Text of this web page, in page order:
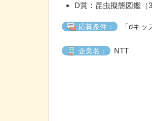
D賞：昆虫擬態図鑑（3
応募条件： 「dキ
企業名： NTT